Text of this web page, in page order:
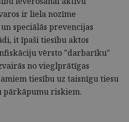
ir liela nozīme
speciālās prevencijas
it īpaši tiesību aktos
vērsto "darbarīku"
no vieglprātīgas
tiesību uz taisnīgu tiesu
pārkāpumu riskiem.